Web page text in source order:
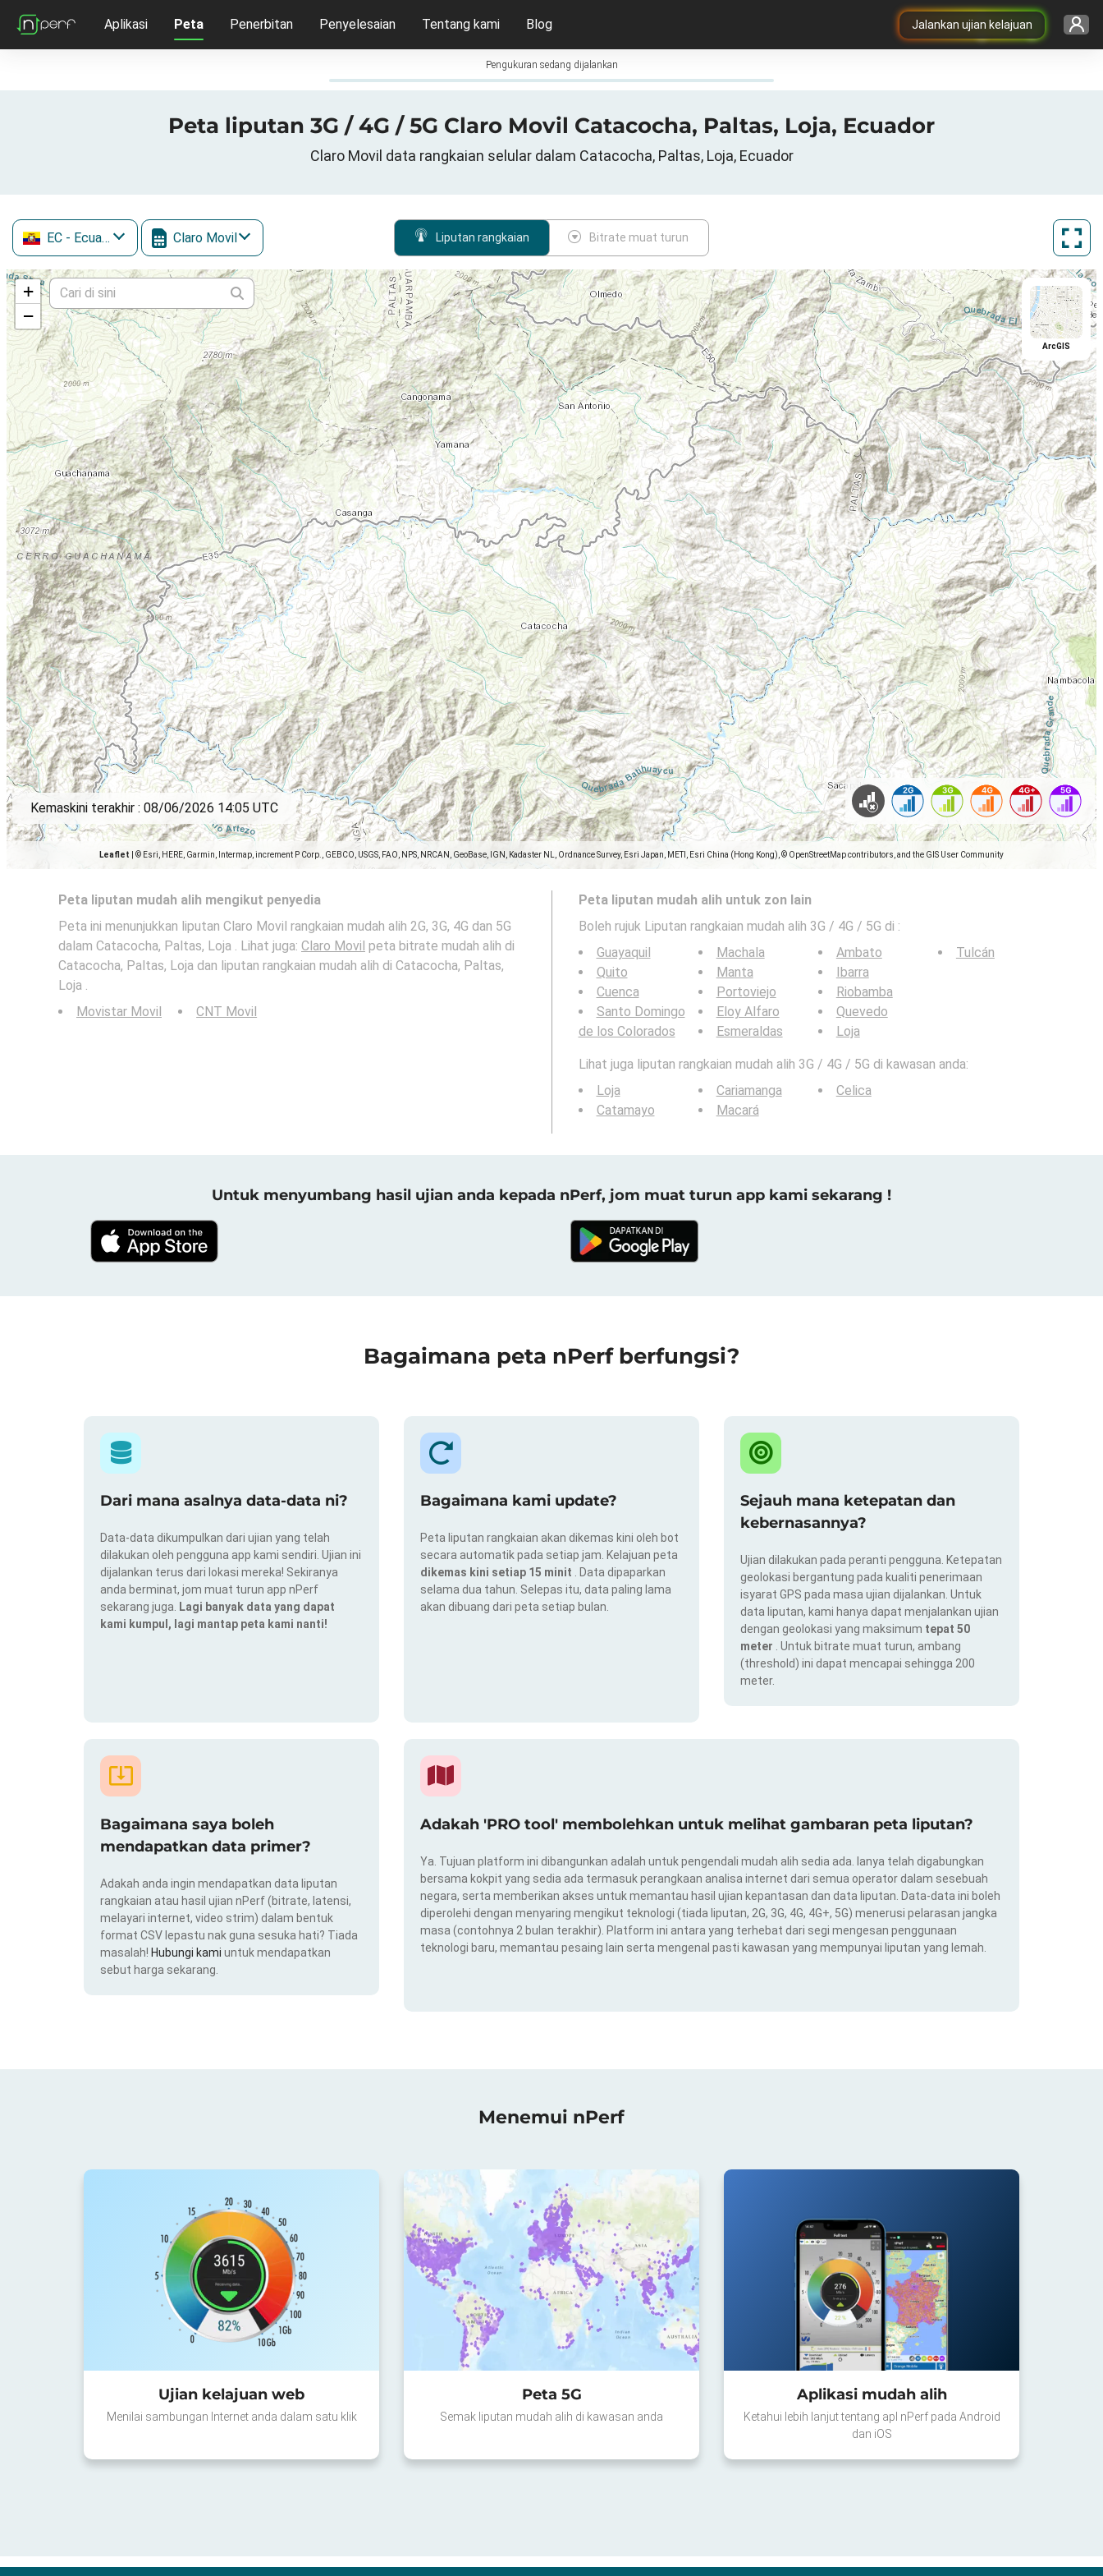
Jalankan ujian kelajuan
Aplikasi Peta Penerbitan Penyelesaian Tentang kami Blog
Pengukuran sedang dijalankan
Peta liputan 3G / 4G / 5G Claro Movil Catacocha, Paltas, Loja, Ecuador
Claro Movil data rangkaian selular dalam Catacocha, Paltas, Loja, Ecuador
EC - Ecuador Claro Movil Liputan rangkaian Bitrate muat turun
+
−
Leaflet © Esri, HERE, Garmin, Intermap, increment P Corp., GEBCO, USGS, FAO, NPS, NRCAN, GeoBase, IGN, Kadaster NL, Ordnance Survey, Esri Japan, METI, Esri China (Hong Kong), © OpenStreetMap contributors, and the GIS User Community
ArcGIS
Kemaskini terakhir : 08/06/2026 14:05 UTC
Peta liputan mudah alih mengikut penyedia
Peta ini menunjukkan liputan Claro Movil rangkaian mudah alih 2G, 3G, 4G dan 5G
dalam Catacocha, Paltas, Loja . Lihat juga: Claro Movil peta bitrate mudah alih di
Catacocha, Paltas, Loja dan liputan rangkaian mudah alih di Catacocha, Paltas,
Loja .
Movistar Movil
CNT Movil
Peta liputan mudah alih untuk zon lain
Boleh rujuk Liputan rangkaian mudah alih 3G / 4G / 5G di :
Guayaquil
Quito
Cuenca
Santo Domingo
de los Colorados
Machala
Manta
Portoviejo
Eloy Alfaro
Esmeraldas
Ambato
Ibarra
Riobamba
Quevedo
Loja
Tulcán
Lihat juga liputan rangkaian mudah alih 3G / 4G / 5G di kawasan anda:
Loja
Catamayo
Cariamanga
Macará
Celica
Untuk menyumbang hasil ujian anda kepada nPerf, jom muat turun app kami sekarang !
Bagaimana peta nPerf berfungsi?
Dari mana asalnya data-data ni?
Data-data dikumpulkan dari ujian yang telah
dilakukan oleh pengguna app kami sendiri. Ujian ini
dijalankan terus dari lokasi mereka! Sekiranya
anda berminat, jom muat turun app nPerf
sekarang juga.
Lagi banyak data yang dapat
kami kumpul, lagi mantap peta kami nanti!
Bagaimana kami update?
Peta liputan rangkaian akan dikemas kini oleh bot
secara automatik pada setiap jam. Kelajuan peta
dikemas kini setiap 15 minit
. Data dipaparkan
selama dua tahun. Selepas itu, data paling lama
akan dibuang dari peta setiap bulan.
Sejauh mana ketepatan dan
kebernasannya?
Ujian dilakukan pada peranti pengguna. Ketepatan
geolokasi bergantung pada kualiti penerimaan
isyarat GPS pada masa ujian dijalankan. Untuk
data liputan, kami hanya dapat menjalankan ujian
dengan geolokasi yang maksimum tepat 50
meter
. Untuk bitrate muat turun, ambang
(threshold) ini dapat mencapai sehingga 200
meter.
Bagaimana saya boleh
mendapatkan data primer?
Adakah anda ingin mendapatkan data liputan
rangkaian atau hasil ujian nPerf (bitrate, latensi,
melayari internet, video strim) dalam bentuk
format CSV lepastu nak guna sesuka hati? Tiada
masalah! Hubungi kami untuk mendapatkan
sebut harga sekarang.
Adakah 'PRO tool' membolehkan untuk melihat gambaran peta liputan?
Ya. Tujuan platform ini dibangunkan adalah untuk pengendali mudah alih sedia ada. Ianya telah digabungkan
bersama kokpit yang sedia ada termasuk perangkaan analisa internet dari semua operator dalam sesebuah
negara, serta memberikan akses untuk memantau hasil ujian kepantasan dan data liputan. Data-data ini boleh
diperolehi dengan menyaring mengikut teknologi (tiada liputan, 2G, 3G, 4G, 4G+, 5G) menerusi pelarasan jangka
masa (contohnya 2 bulan terakhir). Platform ini antara yang terhebat dari segi mengesan penggunaan
teknologi baru, memantau pesaing lain serta mengenal pasti kawasan yang mempunyai liputan yang lemah.
Menemui nPerf
Ujian kelajuan web
Menilai sambungan Internet anda dalam satu klik
Peta 5G
Semak liputan mudah alih di kawasan anda
Aplikasi mudah alih
Ketahui lebih lanjut tentang apl nPerf pada Android
dan iOS